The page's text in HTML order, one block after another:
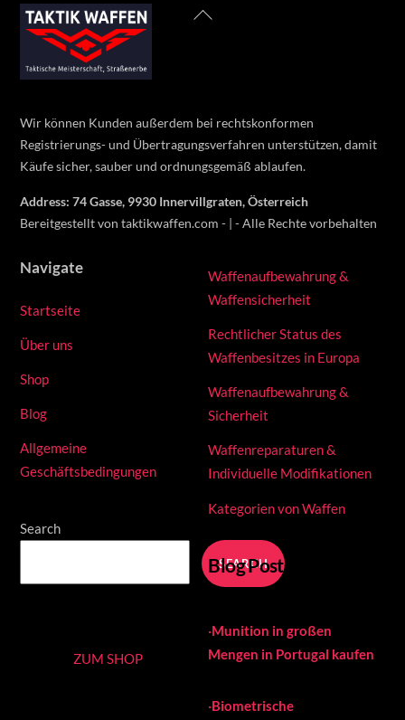
Back
Wir können Kunden außerdem bei rechtskonformen
Registrierungs- und Übertragungsverfahren unterstützen, damit
Käufe sicher, sauber und ordnungsgemäß ablaufen.
Address: 74 Gasse, 9930 Innervillgraten, Österreich
Bereitgestellt von taktikwaffen.com - | - Alle Rechte vorbehalten
Navigate
Startseite
Über uns
Shop
Blog
Allgemeine
Geschäftsbedingungen
Search
SEARCH
Waffenaufbewahrung &
Waffensicherheit
Rechtlicher Status des
Waffenbesitzes in Europa
Waffenaufbewahrung &
Sicherheit
Waffenreparaturen &
Individuelle Modifikationen
Kategorien von Waffen
Blog Posts
ZUM SHOP
·Munition in großen
Mengen in Portugal kaufen
·Biometrische